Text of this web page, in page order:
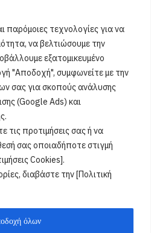
παρόμοιες τεχνολογίες για να
να βελτιώσουμε την
εξατομικευμένο
"Αποδοχή", συμφωνείτε με την
σας για σκοπούς ανάλυσης
(Google Ads) και
προτιμήσεις σας ή να
σας οποιαδήποτε στιγμή
Cookies].
διαβάστε την [Πολιτική
όλων
Αστέρω, Αστερία, Αστρούλα,
Αστερινός, Νικάνωρ,